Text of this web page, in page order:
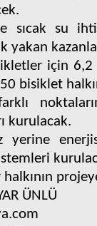
sıcak su
yakan
için
bisiklet
kurulacak.
yerine
halkının
ÜNLÜ